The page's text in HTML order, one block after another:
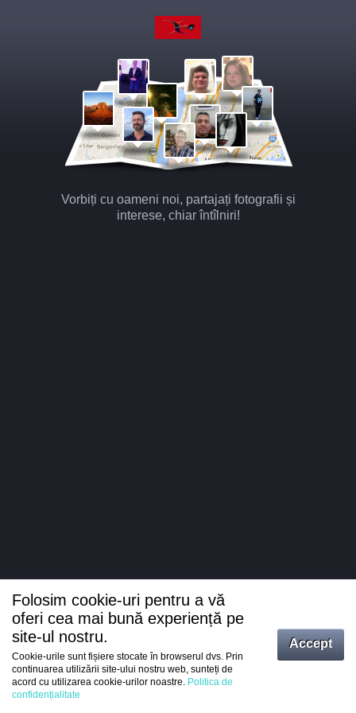
Vorbiți cu oameni noi, partajați fotografii și
interese, chiar întîlniri!
Intrați
Folosim cookie-uri pentru a vă
oferi cea mai bună experiență pe
site-ul nostru.
Cookie-urile sunt fișiere stocate în browserul dvs. Prin
continuarea utilizării site-ului nostru web, sunteți de
acord cu utilizarea cookie-urilor noastre. Politica de
confidențialitate
Accept